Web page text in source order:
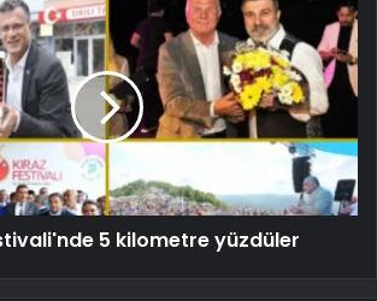
5 kilometre yüzdüler